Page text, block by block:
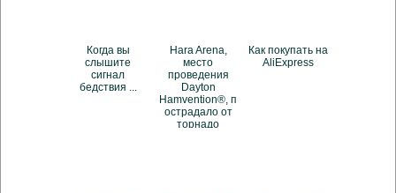
Когда вы
слышите
сигнал
бедствия ...
Hara Arena,
место
проведения
Dayton
Hamvention®, п
острадало от
торнадо
Как покупать на
AliExpress